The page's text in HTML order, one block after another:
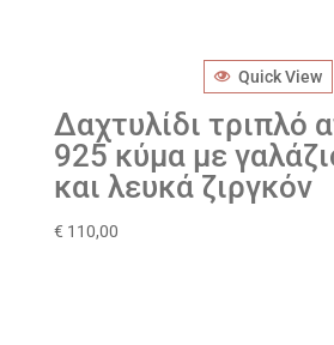
Quick View
Δαχτυλίδι τριπλό
925 κύμα με
και λευκά ζιργκόν
€ 110,00